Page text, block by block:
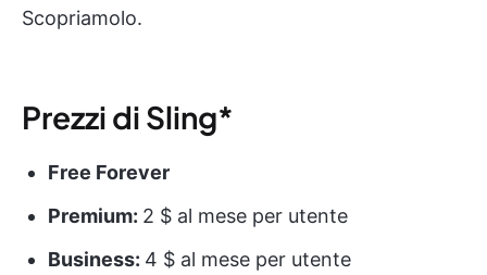
Scopriamolo.
Prezzi di Sling*
Free Forever
Premium: 2 $ al mese per utente
Business: 4 $ al mese per utente